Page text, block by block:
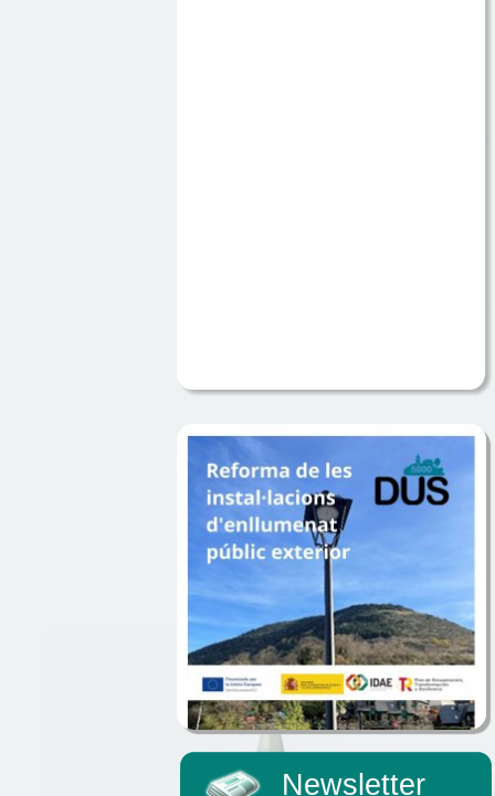
Newsletter